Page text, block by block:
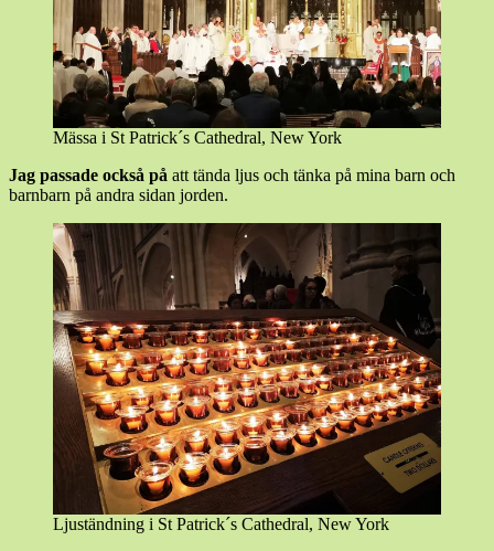
Mässa i St Patrick´s Cathedral, New York
Jag passade också på att tända ljus och tänka på mina barn och
barnbarn på andra sidan jorden.
Ljuständning i St Patrick´s Cathedral, New York